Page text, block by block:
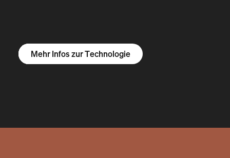
Mehr Infos zum R1S
Mehr Infos zum R1T
Mehr Infos zu Vans
Mehr Infos zur Technologie